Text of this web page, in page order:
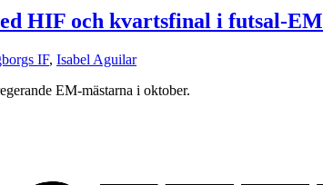
HIF och kvartsfinal i futsal-EM
IF, Isabel Aguilar
EM-mästarna i oktober.